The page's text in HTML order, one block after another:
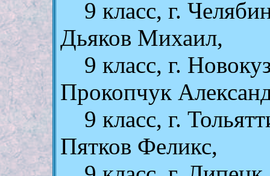
9 клаcc, г.
Дьяков Михаил,
9 клаcc, г.
Прокопчук
9 клаcc, г.
Пятков Феликс,